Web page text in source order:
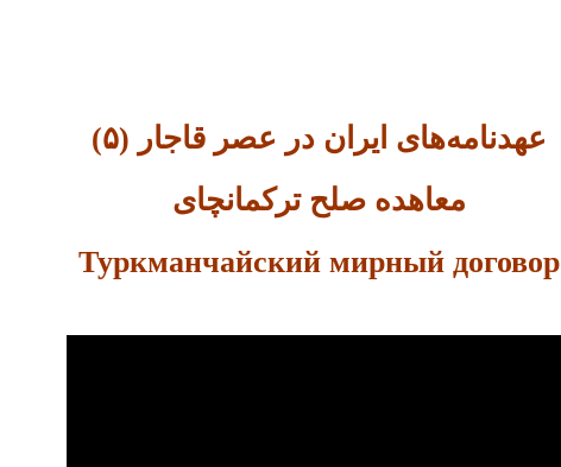
عهدنامه‌های ایران در عصر قاجار (۵)
معاهده صلح ترکمانچای
Туркманчайский мирный договор